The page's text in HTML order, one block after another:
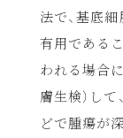
法で、基底
有用である
われる場合
膚生検）し
どで腫瘍が